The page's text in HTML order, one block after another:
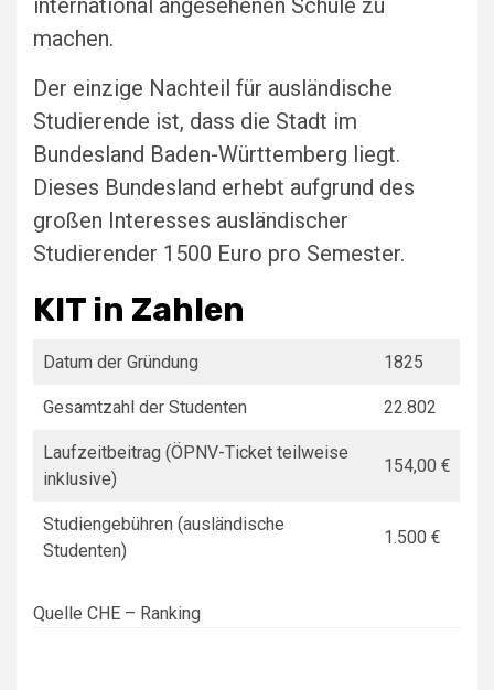
machen.
Der einzige Nachteil für ausländische
Studierende ist, dass die Stadt im
Bundesland Baden-Württemberg liegt.
Dieses Bundesland erhebt aufgrund des
großen Interesses ausländischer
Studierender 1500 Euro pro Semester.
KIT in Zahlen
Datum der Gründung 1825
Gesamtzahl der Studenten 22.802
Laufzeitbeitrag (ÖPNV-Ticket teilweise
inklusive)
154,00 €
Studiengebühren (ausländische
Studenten)
1.500 €
Quelle CHE – Ranking